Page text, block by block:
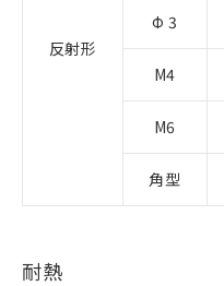
反射形
Φ 3
M4
M6
角型
耐熱